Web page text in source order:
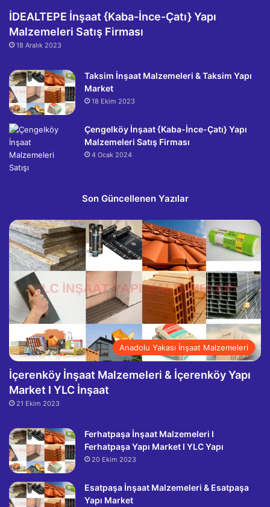
İDEALTEPE İnşaat {Kaba-İnce-Çatı} Yapı
Malzemeleri Satış Firması
18 Aralık 2023
Taksim İnşaat Malzemeleri & Taksim Yapı
Market
18 Ekim 2023
Çengelköy İnşaat {Kaba-İnce-Çatı} Yapı
Malzemeleri Satış Firması
4 Ocak 2024
Son Güncellenen Yazılar
Anadolu Yakası İnşaat Malzemeleri
İçerenköy İnşaat Malzemeleri & İçerenköy Yapı
Market I YLC İnşaat
21 Ekim 2023
Ferhatpaşa İnşaat Malzemeleri I
Ferhatpaşa Yapı Market I YLC Yapı
20 Ekim 2023
Esatpaşa İnşaat Malzemeleri & Esatpaşa
Yapı Market